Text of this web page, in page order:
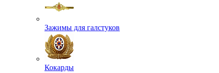
Зажимы для галстуков
Кокарды